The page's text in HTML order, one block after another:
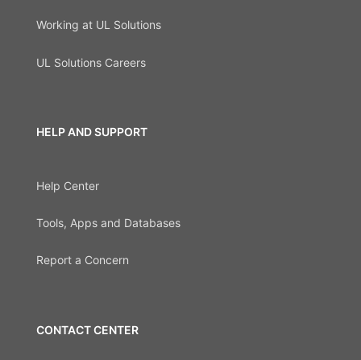
Working at UL Solutions
UL Solutions Careers
HELP AND SUPPORT
Help Center
Tools, Apps and Databases
Report a Concern
CONTACT CENTER